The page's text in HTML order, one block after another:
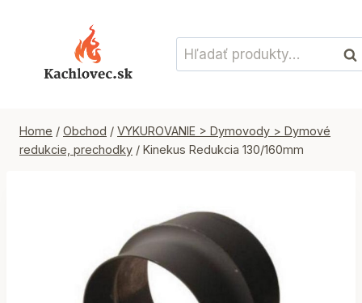
Hľadať:
Home / Obchod / VYKUROVANIE > Dymovody > Dymové
redukcie, prechodky / Kinekus Redukcia 130/160mm